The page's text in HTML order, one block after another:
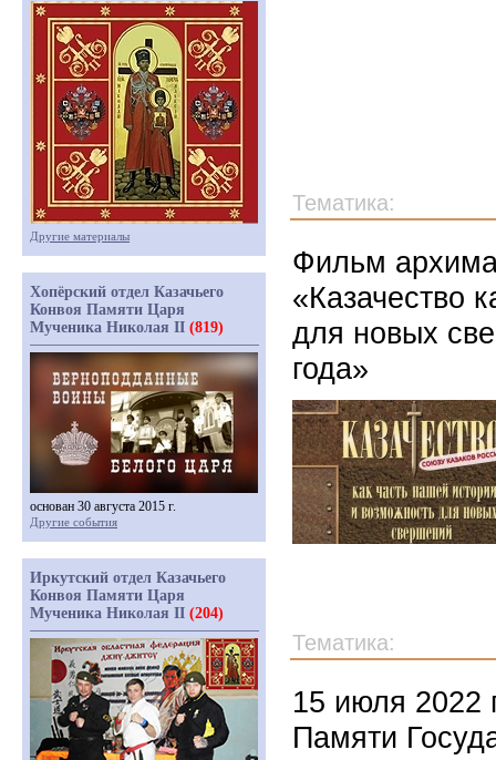
Тематика:
Фильм
«Казачество
для новых
года»
Тематика:
15 июля 2022
Памяти
Другие материалы
Хопёрский отдел Казачьего
Конвоя Памяти Царя
Мученика Николая II (819)
основан 30 августа 2015 г.
Другие события
Иркутский отдел Казачьего
Конвоя Памяти Царя
Мученика Николая II (204)